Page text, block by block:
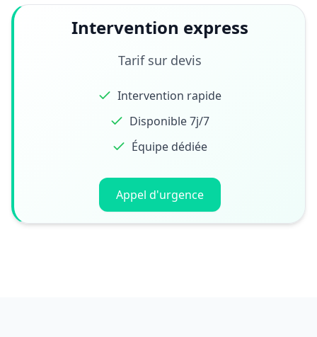
Intervention express
Tarif sur devis
Intervention rapide
Disponible 7j/7
Équipe dédiée
Appel d'urgence